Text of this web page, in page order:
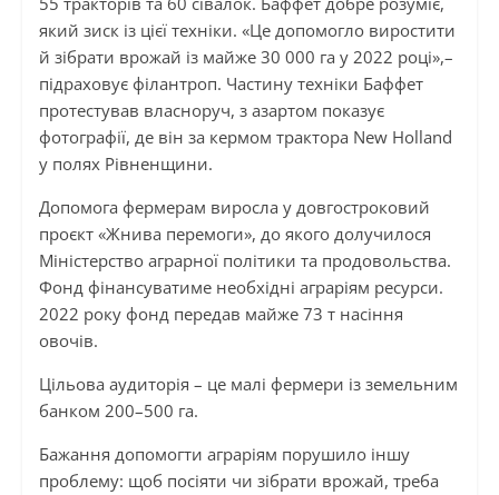
який зиск із цієї техніки. «Це допомогло виростити
й зібрати врожай із майже 30 000 га у 2022 році»,–
підраховує філантроп. Частину техніки Баффет
протестував власноруч, з азартом показує
фотографії, де він за кермом трактора New Holland
у полях Рівненщини.
Допомога фермерам виросла у довгостроковий
проєкт «Жнива перемоги», до якого долучилося
Міністерство аграрної політики та продовольства.
Фонд фінансуватиме необхідні аграріям ресурси.
2022 року фонд передав майже 73 т насіння
овочів.
Цільова аудиторія – це малі фермери із земельним
банком 200–500 га.
Бажання допомогти аграріям порушило іншу
проблему: щоб посіяти чи зібрати врожай, треба